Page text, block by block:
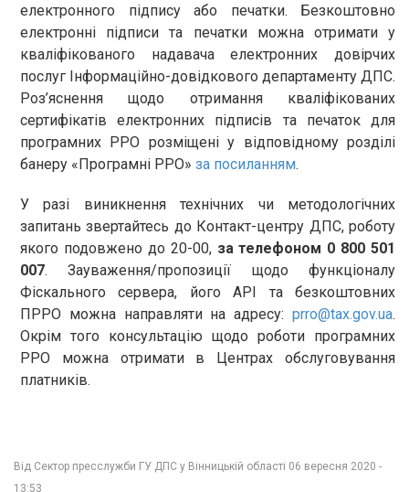
електронного підпису або печатки. Безкоштовно
електронні підписи та печатки можна отримати у
кваліфікованого надавача електронних довірчих
послуг Інформаційно-довідкового департаменту ДПС.
Роз’яснення щодо отримання кваліфікованих
сертифікатів електронних підписів та печаток для
програмних РРО розміщені у відповідному розділі
банеру «Програмні РРО» за посиланням.
У разі виникнення технічних чи методологічних
запитань звертайтесь до Контакт-центру ДПС, роботу
якого подовжено до 20-00, за телефоном 0 800 501
007. Зауваження/пропозиції щодо функціоналу
Фіскального сервера, його АРІ та безкоштовних
ПРРО можна направляти на адресу: prro@tax.gov.ua.
Окрім того консультацію щодо роботи програмних
РРО можна отримати в Центрах обслуговування
платників.
Від Сектор пресслужби ГУ ДПС у Вінницькій області 06 вересня 2020 -
13:53